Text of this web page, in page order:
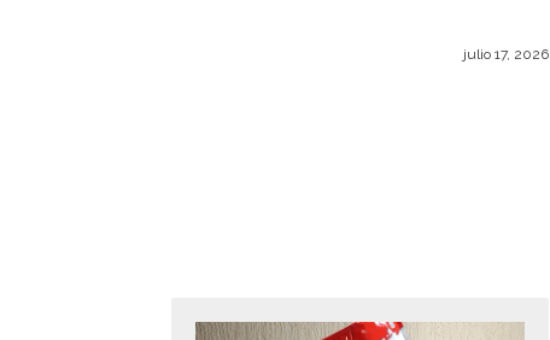
julio 17, 2026